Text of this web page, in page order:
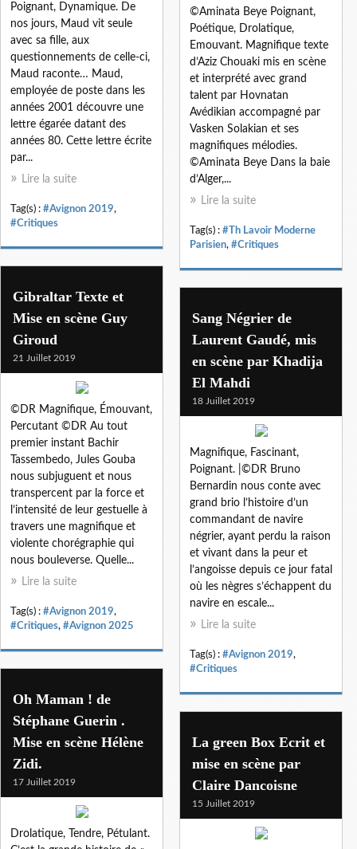
Poignant, Dynamique. De
nos jours, Maud vit seule
avec sa fille, aux
questionnements de celle-ci,
Maud raconte… Maud,
employée de poste dans les
années 2001 découvre une
lettre égarée datant des
années 80. Cette lettre écrite
par...
Lire la suite
Tag(s) : #Avignon 2019,
#Critiques
©Aminata Beye Poignant,
Poétique, Drolatique,
Emouvant. Magnifique texte
d’Aziz Chouaki mis en scène
et interprété avec grand
talent par Hovnatan
Avédikian accompagné par
Vasken Solakian et ses
magnifiques mélodies.
©Aminata Beye Dans la baie
d’Alger,...
Lire la suite
Tag(s) : #Th Lavoir Moderne
Parisien, #Critiques
Gibraltar Texte et
Mise en scène Guy
Giroud
21 Juillet 2019
©DR Magnifique, Émouvant,
Percutant ©DR Au tout
premier instant Bachir
Tassembedo, Jules Gouba
nous subjuguent et nous
transpercent par la force et
l’intensité de leur gestuelle à
travers une magnifique et
violente chorégraphie qui
nous bouleverse. Quelle...
Lire la suite
Tag(s) : #Avignon 2019,
#Critiques, #Avignon 2025
Sang Négrier de
Laurent Gaudé, mis
en scène par Khadija
El Mahdi
18 Juillet 2019
Magnifique, Fascinant,
Poignant. |©DR Bruno
Bernardin nous conte avec
grand brio l’histoire d’un
commandant de navire
négrier, ayant perdu la raison
et vivant dans la peur et
l’angoisse depuis ce jour fatal
où les nègres s’échappent du
navire en escale...
Lire la suite
Tag(s) : #Avignon 2019,
#Critiques
Oh Maman ! de
Stéphane Guerin .
Mise en scène Hélène
Zidi.
17 Juillet 2019
Drolatique, Tendre, Pétulant.
La green Box Ecrit et
mise en scène par
Claire Dancoisne
15 Juillet 2019